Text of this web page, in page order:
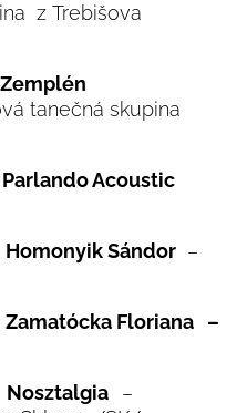
z Trebišova
Zemplén
tanečná skupina
Parlando Acoustic
Homonyik Sándor –
Zamatócka Floriana –
Nosztalgia –